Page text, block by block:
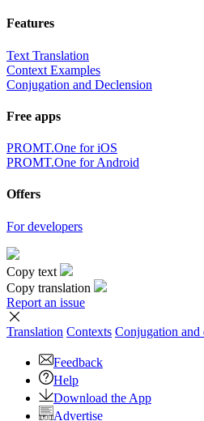
Features
Text Translation
Context Examples
Conjugation and Declension
Free apps
PROMT.One for iOS
PROMT.One for Android
Offers
For developers
Copy text
Copy translation
Report an issue
Translation Contexts Conjugation and
Feedback
Help
Download the App
Advertise